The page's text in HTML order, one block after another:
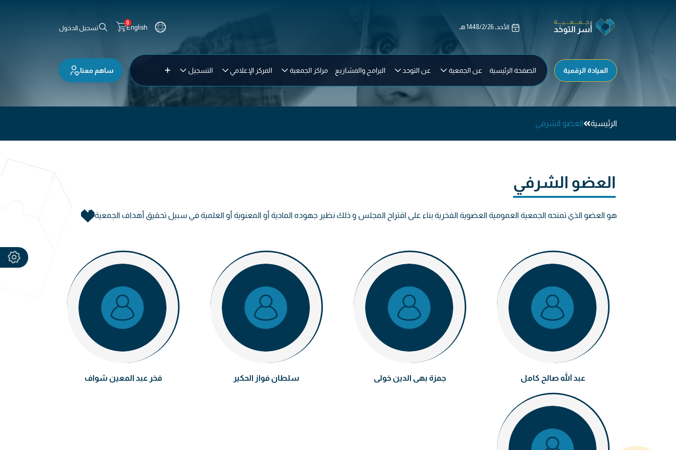
English
0
تسجيل الدخول
العيادة الرقمية الصفحة الرئيسية عن الجمعية عن التوحد البرامج والمشاريع مراكز الجمعية المركز الإعلامي التسجيل ساهم معنا
الرئيسية العضو الشرفي
العضو الشرفي
هو العضو الذي تمنحه الجمعية العمومية العضوية الفخرية بناء على اقتراح المجلس و ذلك نظير جهوده المادية أو المعنوية أو العلمية في سبيل تحقيق أهداف الجمعية
عبد الله صالح كامل جمزة بهى الدين خولى سلطان فواز الحكير فخر عبد المعين شواف